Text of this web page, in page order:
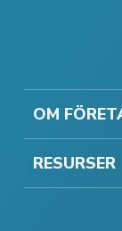
OM
RESURSER